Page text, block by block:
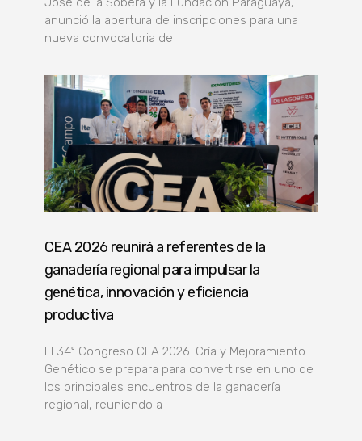
anunció la apertura de inscripciones para una
nueva convocatoria de
CEA 2026 reunirá a referentes de la
ganadería regional para impulsar la
genética, innovación y eficiencia
productiva
El 34º Congreso CEA 2026: Cría y Mejoramiento
Genético se prepara para convertirse en uno de
los principales encuentros de la ganadería
regional, reuniendo a